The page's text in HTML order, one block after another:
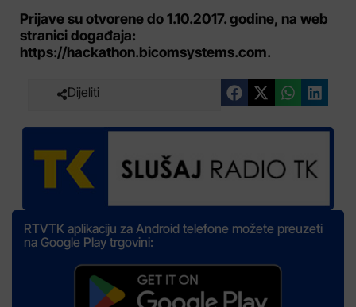
Prijave su otvorene do 1.10.2017. godine, na web
stranici događaja:
https://hackathon.bicomsystems.com.
Dijeliti
RTVTK aplikaciju za Android telefone možete preuzeti
na Google Play trgovini: